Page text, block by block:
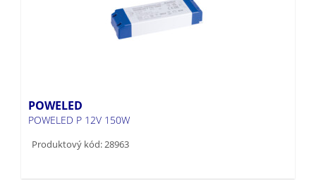
POWELED
POWELED P 12V 150W
Produktový kód: 28963